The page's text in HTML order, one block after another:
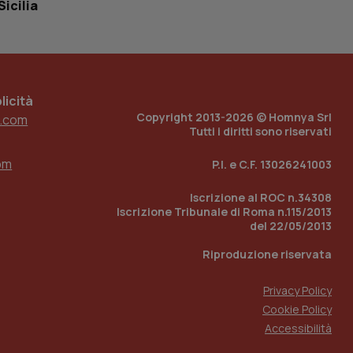
Copyright 2013-2026 © Homnya Srl
Tutti i diritti sono riservati
P.I. e C.F. 13026241003
Iscrizione al ROC n.34308
Iscrizione Tribunale di Roma n.115/2013
del 22/05/2013
Riproduzione riservata
Privacy Policy
Cookie Policy
Accessibilità
di accesso per
per mantenere
traccia
incorporati
del sito web sta
di